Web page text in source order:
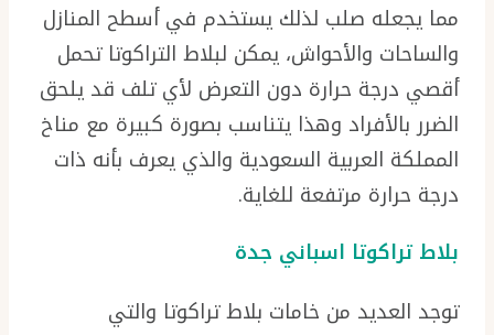
مما يجعله صلب لذلك يستخدم في أسطح المنازل
والساحات والأحواش، يمكن لبلاط التراكوتا تحمل
أقصي درجة حرارة دون التعرض لأي تلف قد يلحق
الضرر بالأفراد وهذا يتناسب بصورة كبيرة مع مناخ
المملكة العربية السعودية والذي يعرف بأنه ذات
درجة حرارة مرتفعة للغاية.
بلاط تراكوتا اسباني جدة
توجد العديد من خامات بلاط تراكوتا والتي